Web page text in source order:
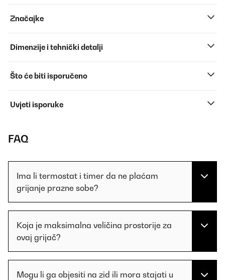
Značajke
Dimenzije i tehnički detalji
Što će biti isporučeno
Uvjeti isporuke
FAQ
Ima li termostat i timer da ne plaćam
grijanje prazne sobe?
Koja je maksimalna veličina prostorije za
ovaj grijač?
Mogu li ga objesiti na zid ili mora stajati u